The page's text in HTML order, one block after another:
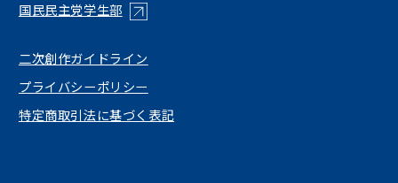
国民民主党学生部（新しいタブで開く）
二次創作ガイドライン
プライバシーポリシー
特定商取引法に基づく表記